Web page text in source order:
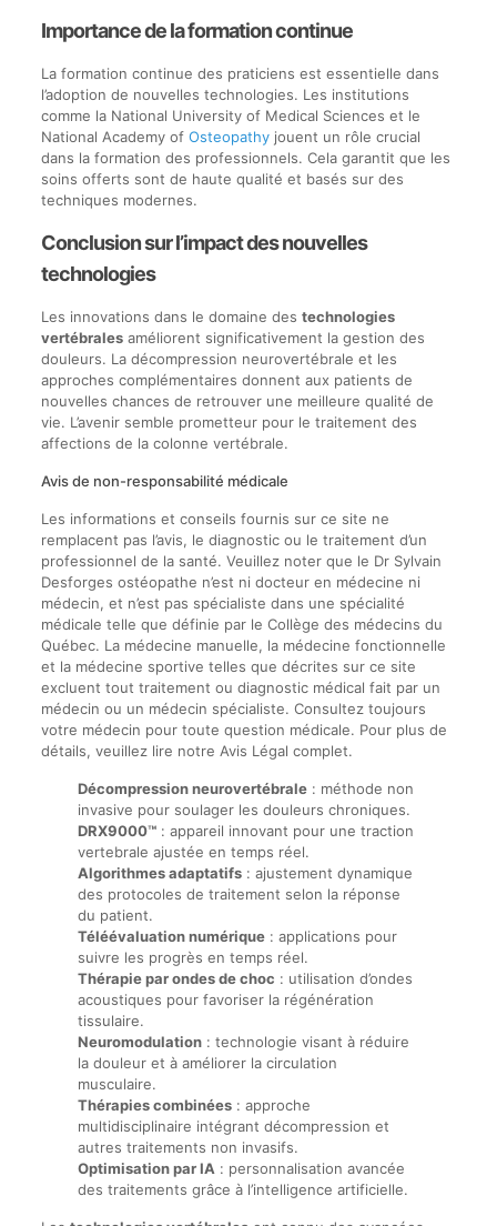
Importance de la formation continue
La formation continue des praticiens est essentielle dans
l’adoption de nouvelles technologies. Les institutions
comme la National University of Medical Sciences et le
National Academy of Osteopathyjouent un rôle crucial
dans la formation des professionnels. Cela garantit que les
soins offerts sont de haute qualité et basés sur des
techniques modernes.
Conclusion sur l’impact des nouvelles
technologies
Les innovations dans le domaine des technologies
vertébralesaméliorent significativement la gestion des
douleurs. La décompression neurovertébrale et les
approches complémentaires donnent aux patients de
nouvelles chances de retrouver une meilleure qualité de
vie. L’avenir semble prometteur pour le traitement des
affections de la colonne vertébrale.
Avis de non-responsabilité médicale
Les informations et conseils fournis sur ce site ne
remplacent pas l’avis, le diagnostic ou le traitement d’un
professionnel de la santé. Veuillez noter que le Dr Sylvain
Desforges ostéopathe n’est ni docteur en médecine ni
médecin, et n’est pas spécialiste dans une spécialité
médicale telle que définie par le Collège des médecins du
Québec. La médecine manuelle, la médecine fonctionnelle
et la médecine sportive telles que décrites sur ce site
excluent tout traitement ou diagnostic médical fait par un
médecin ou un médecin spécialiste. Consultez toujours
votre médecin pour toute question médicale. Pour plus de
détails, veuillez lire notre Avis Légal complet.
Décompression neurovertébrale: méthode non
invasive pour soulager les douleurs chroniques.
DRX9000™: appareil innovant pour une traction
vertebrale ajustée en temps réel.
Algorithmes adaptatifs: ajustement dynamique
des protocoles de traitement selon la réponse
du patient.
Téléévaluation numérique: applications pour
suivre les progrès en temps réel.
Thérapie par ondes de choc : utilisation d’ondes
acoustiques pour favoriser la régénération
tissulaire.
Neuromodulation: technologie visant à réduire
la douleur et à améliorer la circulation
musculaire.
Thérapies combinées: approche
multidisciplinaire intégrant décompression et
autres traitements non invasifs.
Optimisation par IA : personnalisation avancée
des traitements grâce à l’intelligence artificielle.